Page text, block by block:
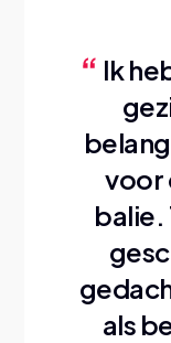
Ik
voor
balie.
als